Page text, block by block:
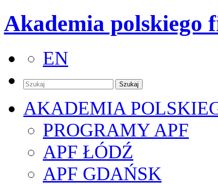
Akademia polskiego
EN
AKADEMIA
PROGRAMY APF
APF ŁÓDŹ
APF GDAŃSK